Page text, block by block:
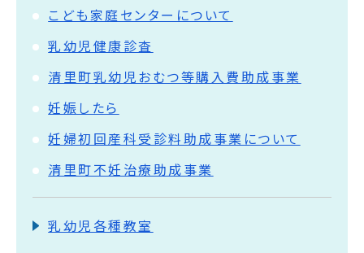
こども家庭センターについて
乳幼児健康診査
清里町乳幼児おむつ等購入費助成事業
妊娠したら
妊婦初回産科受診料助成事業について
清里町不妊治療助成事業
乳幼児各種教室